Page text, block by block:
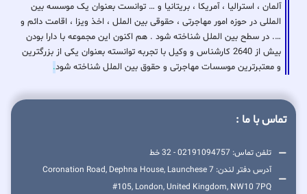
آلمان ، استرالیا ، آمریکا ، بریتانیا و … توانست بعنوان یک موسسه بین
المللی در حوزه امور مهاجرتی ، حقوقی بین الملل ، اخذ ویزا ، اقامت دائم و
…. در سطح بین الملل شناخته شود . هم اکنون این مجموعه با دارا بودن
بیش از 2640 کارشناس و وکیل با تجربه توانسته بعنوان یکی از بزرگترین
و معتبرترین موسسات مهاجرتی و حقوق بین الملل شناخته شود.
تماس با ما :
تلفن تماس: 02191094757 - 32 خط
آدرس دفتر لندن: 7 Coronation Road, Dephna House, Launchese
#105, London, United Kingdom, NW10 7PQ